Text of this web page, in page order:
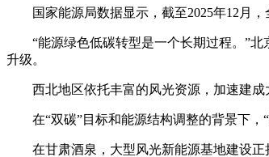
国家能源局数据显示，截至2025年12月，
“能源绿色低碳转型是一个长期过程。”北
升级。
西北地区依托丰富的风光资源，加速建成
在“双碳”目标和能源结构调整的背景下，“
在甘肃酒泉，大型风光新能源基地建设正